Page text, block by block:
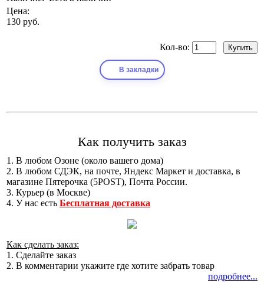
Цена:
130 руб.
Кол-во:
В закладки
Как получить заказ
1. В любом Озоне (около вашего дома)
2. В любом СДЭК, на почте, Яндекс Маркет и доставка, в
магазине Пятерочка (5POST), Почта России.
3. Курьер (в Москве)
4. У нас есть Бесплатная доставка
Как сделать заказ:
1. Сделайте заказ
2. В комментарии укажите где хотите забрать товар
подробнее...